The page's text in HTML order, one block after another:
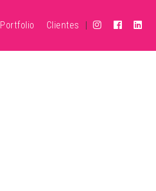
Portfolio Clientes |